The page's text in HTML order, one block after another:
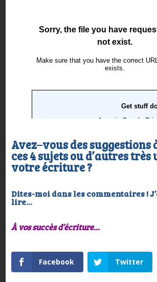
Avez–vous des
ces 4 sujets ou d’autres très
votre écriture ?
Dites-moi dans les commentaires !
lire…
À vos succès d’écriture…
Facebook Twitter